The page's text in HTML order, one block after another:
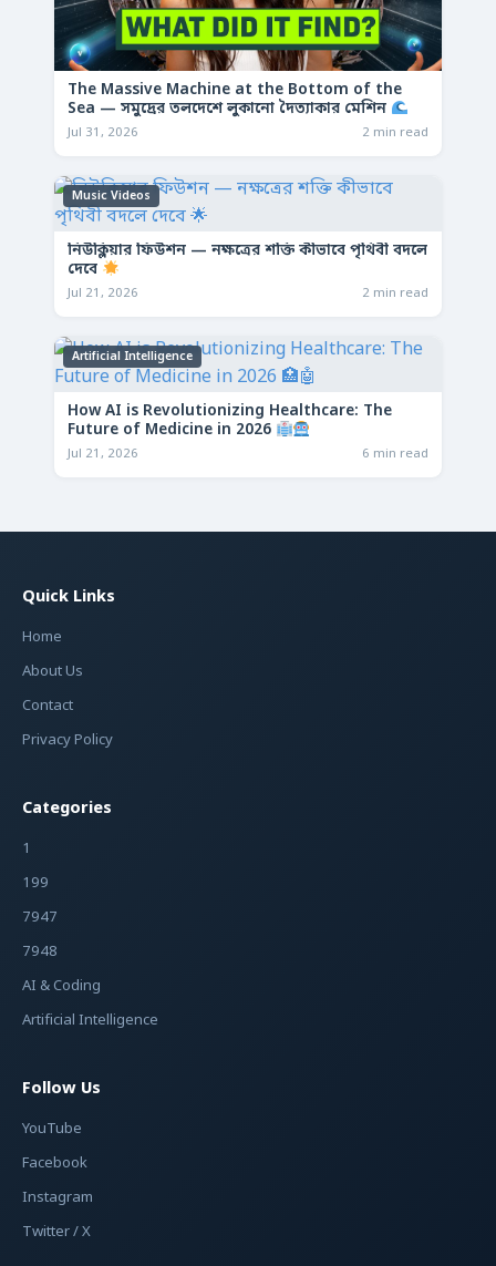
The Massive Machine at the Bottom of the
Sea — সমুদ্রের তলদেশে লুকানো দৈত্যাকার মেশিন
Jul 31, 2026 2 min read
Music Videos
নিউক্লিয়ার ফিউশন — নক্ষত্রের শক্তি কীভাবে পৃথিবী বদলে
দেবে
Jul 21, 2026 2 min read
Artificial Intelligence
How AI is Revolutionizing Healthcare: The
Future of Medicine in 2026
Jul 21, 2026 6 min read
Quick Links
Home
About Us
Contact
Privacy Policy
Categories
1
199
7947
7948
AI & Coding
Artificial Intelligence
Follow Us
YouTube
Facebook
Instagram
Twitter / X